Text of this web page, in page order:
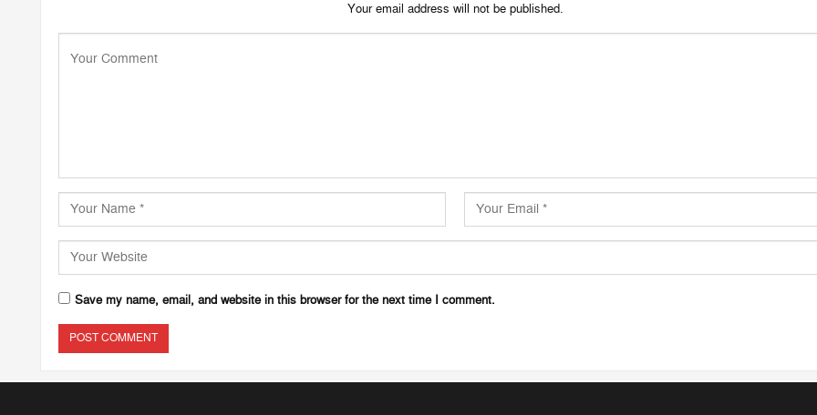
Your email address will not be published.
Save my name, email, and website in this browser for the next time I comment.